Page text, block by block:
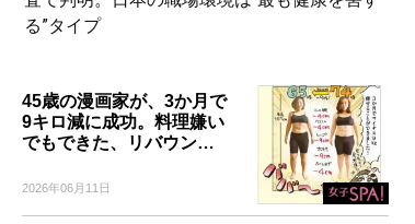
ね』
論” ※本の著者印税は、児
童養護施設へのパソコン寄
贈に充てられます。
る”タイプ
45歳の漫画家が、3か月で
9キロ減に成功。料理嫌い
でもできた、リバウン…
2026年06月11日